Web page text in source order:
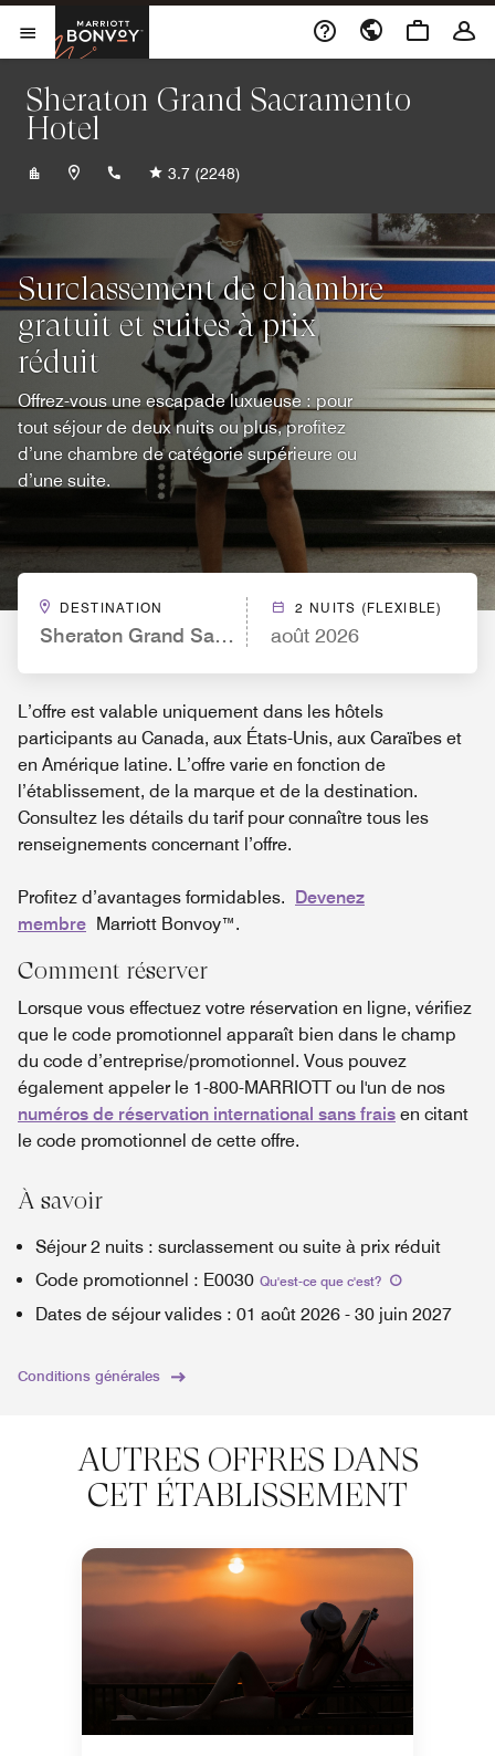
Skip to Content
Ouvrir le menu
Marriott Bonvoy
Sheraton Grand Sacramento
Hotel
+19164471700
3.7 (2248)
Surclassement de chambre
gratuit et suites à prix
réduit
Offrez-vous une escapade luxueuse : pour
tout séjour de deux nuits ou plus, profitez
d’une chambre de catégorie supérieure ou
d’une suite.
DESTINATION
Sheraton Grand Sacramento Hotel
2 NUITS (FLEXIBLE)
août 2026
L’offre est valable uniquement dans les hôtels
participants au Canada, aux États-Unis, aux Caraïbes et
en Amérique latine. L’offre varie en fonction de
l’établissement, de la marque et de la destination.
Consultez les détails du tarif pour connaître tous les
renseignements concernant l’offre.
Profitez d’avantages formidables. Devenez
membre Marriott Bonvoy™.
Comment réserver
Lorsque vous effectuez votre réservation en ligne, vérifiez
que le code promotionnel apparaît bien dans le champ
du code d’entreprise/promotionnel. Vous pouvez
également appeler le 1-800-MARRIOTT ou l'un de nos
numéros de réservation international sans frais en citant
le code promotionnel de cette offre.
À savoir
Séjour 2 nuits : surclassement ou suite à prix réduit
Code promotionnel : E0030 Qu'est-ce que c'est?
Dates de séjour valides : 01 août 2026 - 30 juin 2027
Conditions générales
AUTRES OFFRES DANS
CET ÉTABLISSEMENT